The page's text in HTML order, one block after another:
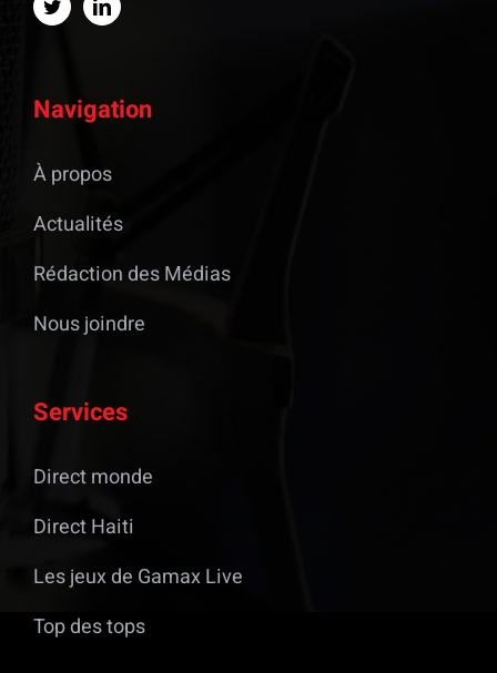
Navigation
À propos
Actualités
Rédaction des Médias
Nous joindre
Services
Direct monde
Direct Haiti
Les jeux de Gamax Live
Top des tops